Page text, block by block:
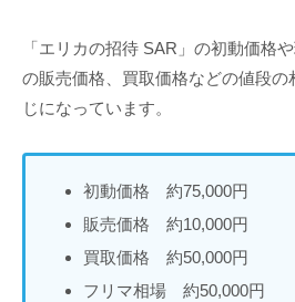
「エリカの招待 SAR」の初動価格
の販売価格、買取価格などの値段
じになっています。
初動価格 約75,000円
販売価格 約10,000円
買取価格 約50,000円
フリマ相場 約50,000円